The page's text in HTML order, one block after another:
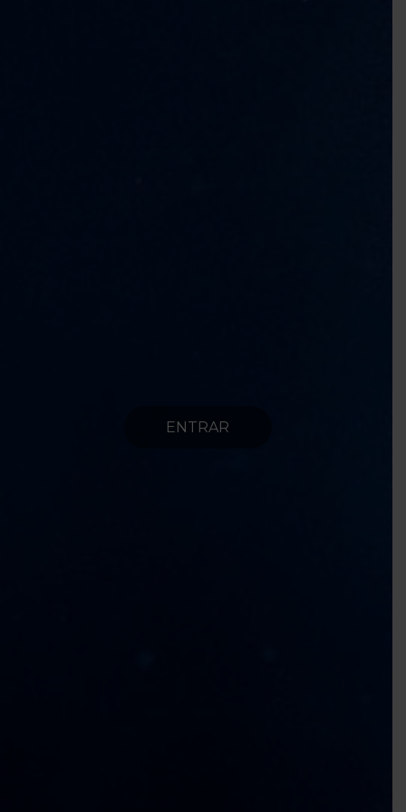
ENTRAR